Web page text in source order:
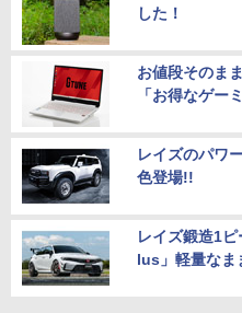
した！
お値段そのま
「お得なゲー
レイズのパワ
色登場!!
レイズ鍛造1
lus」軽量なま